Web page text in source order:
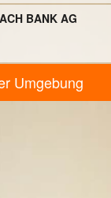
BANK AG
Umgebung